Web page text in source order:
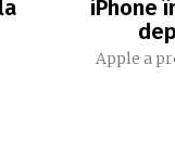
iPhone
Apple a